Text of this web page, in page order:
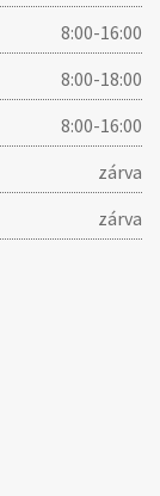
8:00-16:00
8:00-18:00
8:00-16:00
zárva
zárva